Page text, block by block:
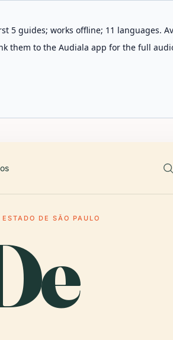
5 guides; works offline; 11 languages.
them to the Audiala app for the full
DE SÃO PAULO